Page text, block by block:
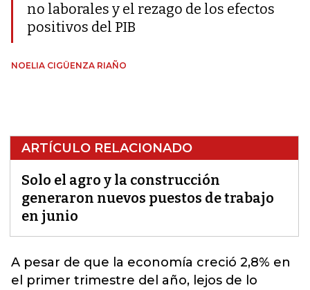
no laborales y el rezago de los efectos
positivos del PIB
NOELIA CIGÜENZA RIAÑO
ARTÍCULO RELACIONADO
Solo el agro y la construcción
generaron nuevos puestos de trabajo
en junio
A pesar de que la economía creció 2,8% en
el primer trimestre del año, lejos de lo